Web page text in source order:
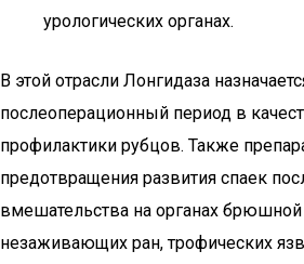
урологических органах.
В этой отрасли Лонгидаза
послеоперационный период в
профилактики рубцов. Также
предотвращения развития спаек
вмешательства на органах брюшной
незаживающих ран, трофических